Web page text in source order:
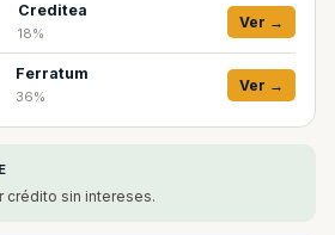
Creditea
18%
Ver →
Ferratum
36%
Ver →
crédito sin intereses.